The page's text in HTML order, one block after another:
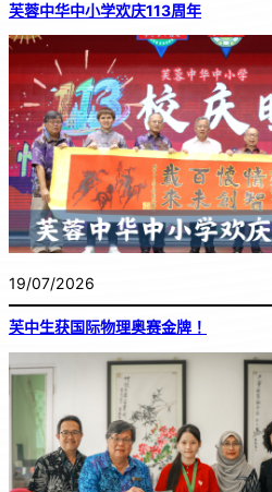
芙蓉中华中小学欢庆113周年
19/07/2026
芙中生获国际物理奥赛金牌！